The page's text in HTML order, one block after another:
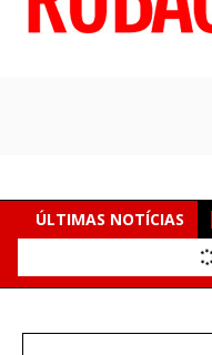
ÚLTIMAS NOTÍCIAS